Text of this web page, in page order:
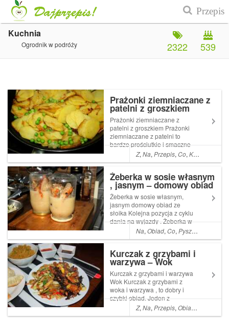
Kuchnia
Ogrodnik w podróży 539
2322
Prażonki ziemniaczane z
patelni z groszkiem
Prażonki ziemniaczane z
patelni z groszkiem Prażonki
ziemniaczane z patelni to
bardzo prościutkie i smaczne
danie . Czasami robię je jako
dodatek do mięsa lub serwuję
More ... Artykuł Prażonki
ziemniaczane z patelni z
groszk...
Z,Na,Przepis,Co,Kolacja
Żeberka w sosie własnym
, jasnym – domowy obiad
ze słoika
Żeberka w sosie własnym,
jasnym domowy obiad ze
słoika Kolejna pozycja z cyklu
dania na wyjazdy . Żeberka w
sosie własnym , to doskonały
pomysł., a ten przepis jest
w sosie własnym , jasnym
domowy obiad ze ...
Na,Obiad,Co,Pyszne
Kurczak z grzybami i
warzywa – Wok
Kurczak z grzybami i warzywa
Wok Kurczak z grzybami z
woka i warzywa , to dobry i
szybki obiad. Jeden z
niewielu posiłków w których
mój młodszy syn uznaje Read
Z,Na,Przepis,Obiad ,